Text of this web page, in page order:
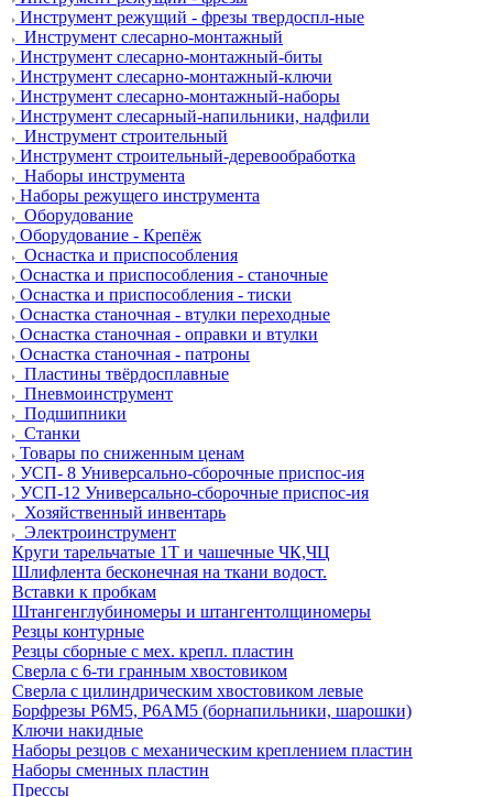
Инструмент режущий - фрезы твердоспл-ные
Инструмент слесарно-монтажный
Инструмент слесарно-монтажный-биты
Инструмент слесарно-монтажный-ключи
Инструмент слесарно-монтажный-наборы
Инструмент слесарный-напильники, надфили
Инструмент строительный
Инструмент строительный-деревообработка
Наборы инструмента
Наборы режущего инструмента
Оборудование
Оборудование - Крепёж
Оснастка и приспособления
Оснастка и приспособления - станочные
Оснастка и приспособления - тиски
Оснастка станочная - втулки переходные
Оснастка станочная - оправки и втулки
Оснастка станочная - патроны
Пластины твёрдосплавные
Пневмоинструмент
Подшипники
Станки
Товары по сниженным ценам
УСП- 8 Универсально-сборочные приспос-ия
УСП-12 Универсально-сборочные приспос-ия
Хозяйственный инвентарь
Электроинструмент
Круги тарельчатые 1Т и чашечные ЧК,ЧЦ
Шлифлента бесконечная на ткани водост.
Вставки к пробкам
Штангенглубиномеры и штангентолщиномеры
Резцы контурные
Резцы сборные с мех. крепл. пластин
Сверла с 6-ти гранным хвостовиком
Сверла с цилиндрическим хвостовиком левые
Борфрезы Р6М5, Р6АМ5 (борнапильники, шарошки)
Ключи накидные
Наборы резцов с механическим креплением пластин
Наборы сменных пластин
Прессы